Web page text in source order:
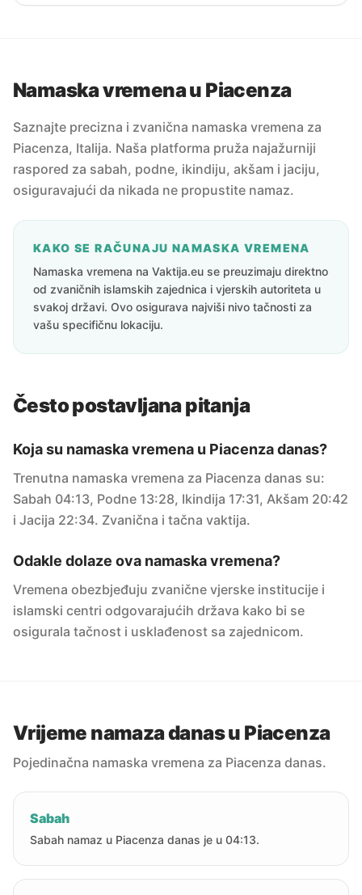
Namaska vremena u Piacenza
Saznajte precizna i zvanična namaska vremena za
Piacenza, Italija. Naša platforma pruža najažurniji
raspored za sabah, podne, ikindiju, akšam i jaciju,
osiguravajući da nikada ne propustite namaz.
KAKO SE RAČUNAJU NAMASKA VREMENA
Namaska vremena na Vaktija.eu se preuzimaju direktno
od zvaničnih islamskih zajednica i vjerskih autoriteta u
svakoj državi. Ovo osigurava najviši nivo tačnosti za
vašu specifičnu lokaciju.
Često postavljana pitanja
Koja su namaska vremena u Piacenza danas?
Trenutna namaska vremena za Piacenza danas su:
Sabah 04:13, Podne 13:28, Ikindija 17:31, Akšam 20:42
i Jacija 22:34. Zvanična i tačna vaktija.
Odakle dolaze ova namaska vremena?
Vremena obezbjeđuju zvanične vjerske institucije i
islamski centri odgovarajućih država kako bi se
osigurala tačnost i usklađenost sa zajednicom.
Vrijeme namaza danas u Piacenza
Pojedinačna namaska vremena za Piacenza danas.
Sabah
Sabah namaz u Piacenza danas je u 04:13.